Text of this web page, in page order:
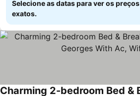
Selecione as datas para ver os preços
exatos.